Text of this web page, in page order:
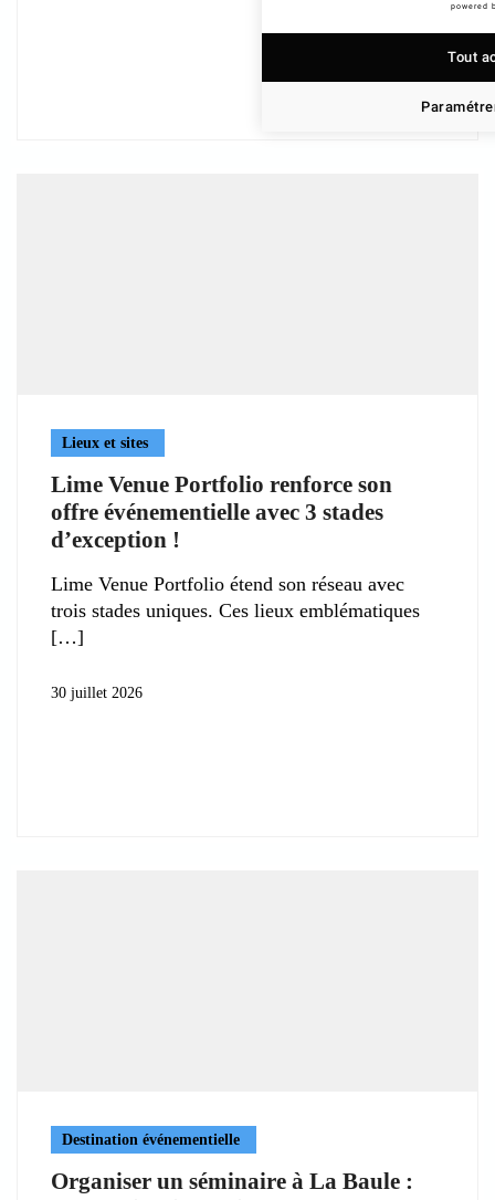
Lieux et sites
Lime Venue Portfolio renforce son
offre événementielle avec 3 stades
d’exception !
Lime Venue Portfolio étend son réseau avec
trois stades uniques. Ces lieux emblématiques
30 juillet 2026
Destination événementielle
Organiser un séminaire à La Baule :
powered
Tout